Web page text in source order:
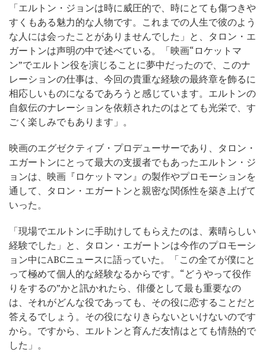
「エルトン・ジョンは時に威圧的で、時にとても傷つきや
すくもある魅力的な人物です。これまでの人生で彼のよう
な人には会ったことがありませんでした」と、タロン・エ
ガートンは声明の中で述べている。「映画“ロケットマ
ン”でエルトン役を演じることに夢中だったので、このナ
レーションの仕事は、今回の貴重な経験の最終章を飾るに
相応しいものになるであろうと感じています。エルトンの
自叙伝のナレーションを依頼されたのはとても光栄で、す
ごく楽しみでもあります」。
映画のエグゼクティブ・プロデューサーであり、タロン・
エガートンにとって最大の支援者でもあったエルトン・ジ
ョンは、映画『ロケットマン』の製作やプロモーションを
通して、タロン・エガートンと親密な関係性を築き上げて
いった。
「現場でエルトンに手助けしてもらえたのは、素晴らしい
経験でした」と、タロン・エガートンは今作のプロモーシ
ョン中にABCニュースに語っていた。「この全てが僕にと
って極めて個人的な経験なるからです。“どうやって役作
りをするの”かと訊かれたら、俳優として最も重要なの
は、それがどんな役であっても、その役に恋することだと
答えるでしょう。その役になりきらないといけないのです
から。ですから、エルトンと育んだ友情はとても情熱的で
した」。